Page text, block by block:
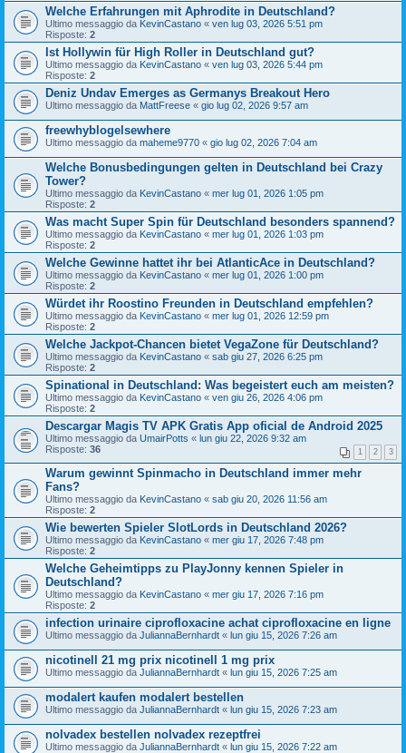
Welche Erfahrungen mit Aphrodite in Deutschland?
Ultimo messaggio da KevinCastano « ven lug 03, 2026 5:51 pm
Risposte: 2
Ist Hollywin für High Roller in Deutschland gut?
Ultimo messaggio da KevinCastano « ven lug 03, 2026 5:44 pm
Risposte: 2
Deniz Undav Emerges as Germanys Breakout Hero
Ultimo messaggio da MattFreese « gio lug 02, 2026 9:57 am
freewhyblogelsewhere
Ultimo messaggio da maheme9770 « gio lug 02, 2026 7:04 am
Welche Bonusbedingungen gelten in Deutschland bei Crazy
Tower?
Ultimo messaggio da KevinCastano « mer lug 01, 2026 1:05 pm
Risposte: 2
Was macht Super Spin für Deutschland besonders spannend?
Ultimo messaggio da KevinCastano « mer lug 01, 2026 1:03 pm
Risposte: 2
Welche Gewinne hattet ihr bei AtlanticAce in Deutschland?
Ultimo messaggio da KevinCastano « mer lug 01, 2026 1:00 pm
Risposte: 2
Würdet ihr Roostino Freunden in Deutschland empfehlen?
Ultimo messaggio da KevinCastano « mer lug 01, 2026 12:59 pm
Risposte: 2
Welche Jackpot-Chancen bietet VegaZone für Deutschland?
Ultimo messaggio da KevinCastano « sab giu 27, 2026 6:25 pm
Risposte: 2
Spinational in Deutschland: Was begeistert euch am meisten?
Ultimo messaggio da KevinCastano « ven giu 26, 2026 4:06 pm
Risposte: 2
Descargar Magis TV APK Gratis App oficial de Android 2025
Ultimo messaggio da UmairPotts « lun giu 22, 2026 9:32 am
Risposte: 36 1 2 3
Warum gewinnt Spinmacho in Deutschland immer mehr
Fans?
Ultimo messaggio da KevinCastano « sab giu 20, 2026 11:56 am
Risposte: 2
Wie bewerten Spieler SlotLords in Deutschland 2026?
Ultimo messaggio da KevinCastano « mer giu 17, 2026 7:48 pm
Risposte: 2
Welche Geheimtipps zu PlayJonny kennen Spieler in
Deutschland?
Ultimo messaggio da KevinCastano « mer giu 17, 2026 7:16 pm
Risposte: 2
infection urinaire ciprofloxacine achat ciprofloxacine en ligne
Ultimo messaggio da JuliannaBernhardt « lun giu 15, 2026 7:26 am
nicotinell 21 mg prix nicotinell 1 mg prix
Ultimo messaggio da JuliannaBernhardt « lun giu 15, 2026 7:25 am
modalert kaufen modalert bestellen
Ultimo messaggio da JuliannaBernhardt « lun giu 15, 2026 7:23 am
nolvadex bestellen nolvadex rezeptfrei
Ultimo messaggio da JuliannaBernhardt « lun giu 15, 2026 7:22 am